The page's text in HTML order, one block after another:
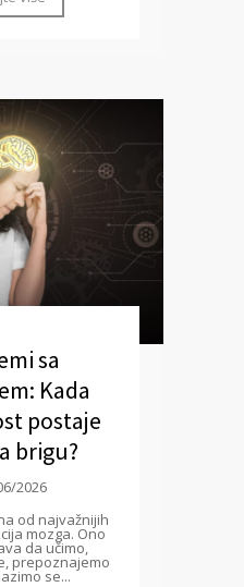
sa
Kada
postaje
brigu?
2026
od najvažnijih
mozga. Ono
da učimo,
prepoznajemo
se...